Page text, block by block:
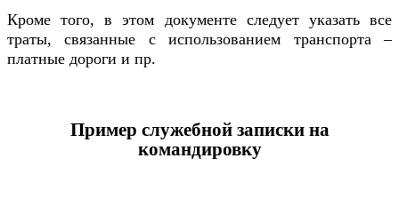
Кроме того, в этом документе следует указать все
траты, связанные с использованием транспорта –
платные дороги и пр.
Пример служебной записки на
командировку